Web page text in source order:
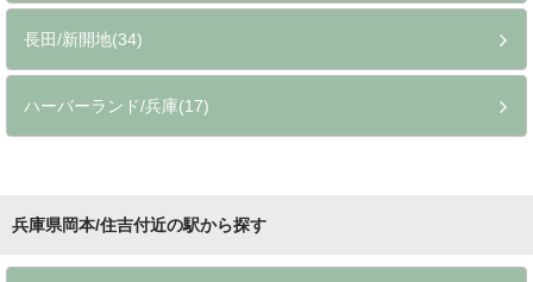
長田/新開地(34)
ハーバーランド/兵庫(17)
兵庫県岡本/住吉付近の駅から探す